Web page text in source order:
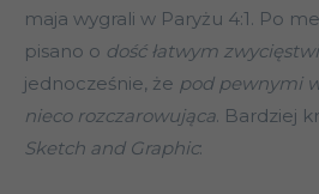
maja wygrali w Paryżu 4:1. Po
pisano o dość łatwym
jednocześnie, że pod pewnymi
nieco rozczarowująca. Bardziej
Sketch and Graphic: